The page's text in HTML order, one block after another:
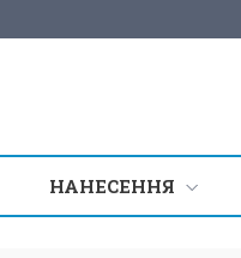
НАНЕСЕННЯ